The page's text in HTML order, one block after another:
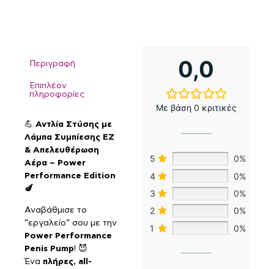
0,0
Με βάση 0 κριτικές
5
0%
4
0%
3
0%
2
0%
1
0%
Περιγραφή
Επιπλέον
πληροφορίες
💪 Αντλία Στύσης με
Λάμπα Συμπίεσης EZ
& Απελευθέρωση
Αέρα – Power
Performance Edition
🍆
Αναβάθμισε το
“εργαλείο” σου με την
Power Performance
Penis Pump! 😈
Ένα πλήρες, all-